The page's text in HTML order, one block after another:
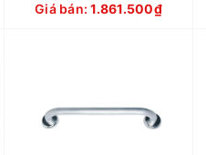
Giá bán:1.861.500₫